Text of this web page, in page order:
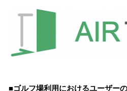
■ゴルフ場利用におけるユーザー